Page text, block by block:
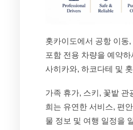
홋카이도에서 공항 이동
포함 전용 차량을 예약
사히카와, 하코다테 및
가족 휴가, 스키, 꽃밭 관
희는 유연한 서비스, 편
물 정보 및 여행 일정을